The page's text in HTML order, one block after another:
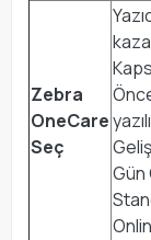
Zebra
OneCare
Seç
Gün